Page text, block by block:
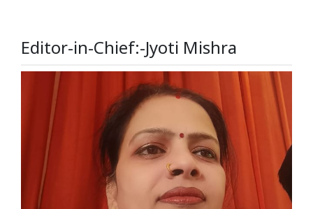
Editor-in-Chief:-Jyoti Mishra